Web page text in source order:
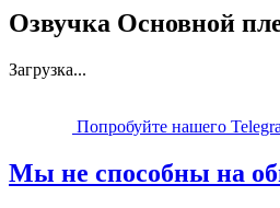
Озвучка Основной
Загрузка...
Попробуйте нашего
Мы не способны на